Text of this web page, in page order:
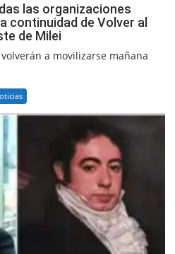
las organizaciones
continuidad de Volver al
de Milei
a movilizarse mañana